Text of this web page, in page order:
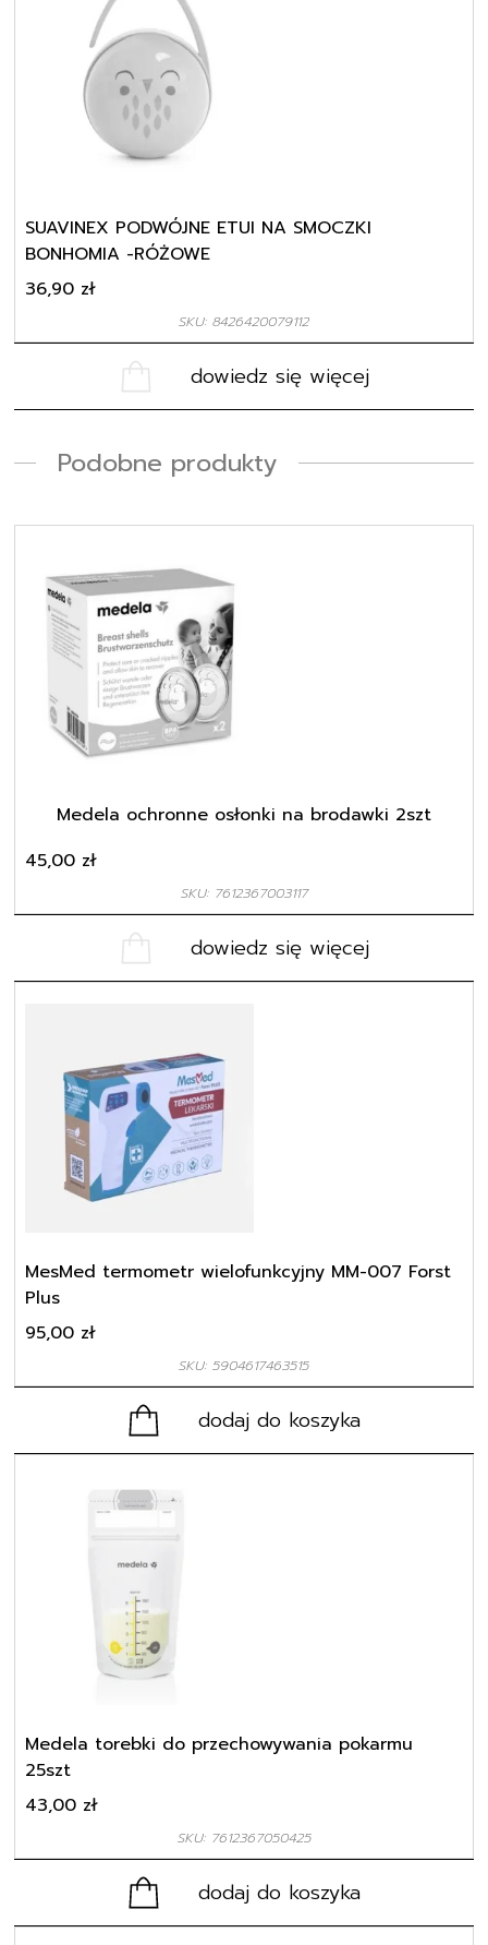
SUAVINEX PODWÓJNE ETUI NA SMOCZKI
BONHOMIA -RÓŻOWE
SKU: 8426420079112
36,90 zł
dowiedz się więcej
Podobne produkty
Medela ochronne osłonki na brodawki 2szt
SKU: 7612367003117
45,00 zł
dowiedz się więcej
MesMed termometr wielofunkcyjny MM-007 Forst
Plus
SKU: 5904617463515
95,00 zł
dodaj do koszyka
Medela torebki do przechowywania pokarmu
25szt
SKU: 7612367050425
43,00 zł
dodaj do koszyka